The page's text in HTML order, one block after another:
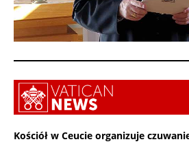
Kościół w Ceucie organizuje